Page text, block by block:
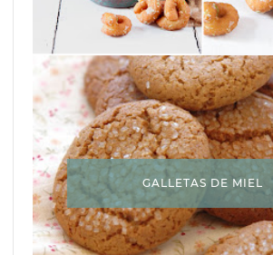
GALLETAS DE MIEL